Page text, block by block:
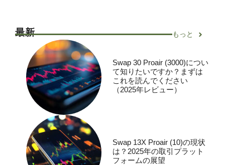
最新 もっと
Swap 30 Proair (3000)につい
て知りたいですか？まずは
これを読んでください
（2025年レビュー）
Swap 13X Proair (10)の現状
は？2025年の取引プラット
フォームの展望